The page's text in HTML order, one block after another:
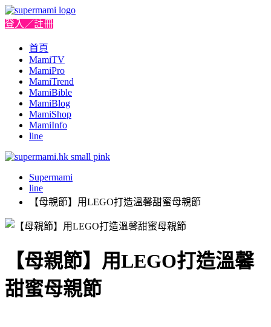
登入／註冊
首頁
MamiTV
MamiPro
MamiTrend
MamiBible
MamiBlog
MamiShop
MamiInfo
line
Supermami
line
【母親節】用LEGO打造溫馨甜蜜母親節
【母親節】用LEGO打造溫馨
甜蜜母親節